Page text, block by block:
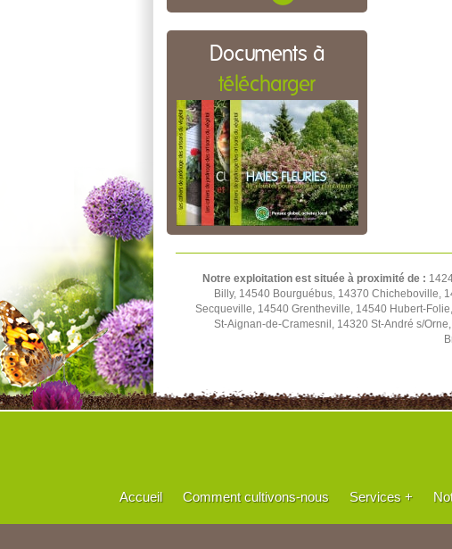
Documents à
télécharger
Notre exploitation est située à proximité de :
Billy, 14540 Bourguébus, 14370 Chicheboville,
Secqueville, 14540 Grentheville, 14540 Hubert-
St-Aignan-de-Cramesnil, 14320 St-André s/
Accueil Comment cultivons-nous Services +